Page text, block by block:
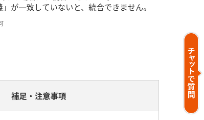
が一致していないと、統合できません。
補足・注意事項